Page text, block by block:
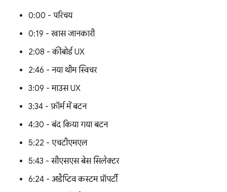
0:00 - परिचय
0:19 - खास जानकारी
2:08 - कीबोर्ड UX
2:46 - नया थीम स्विचर
3:09 - माउस UX
3:34 - फ़ॉर्म में बटन
4:30 - बंद किया गया बटन
5:22 - एचटीएमएल
5:43 - सीएसएस बेस सिलेक्टर
6:24 - अडैप्टिव कस्टम प्रॉपर्टी